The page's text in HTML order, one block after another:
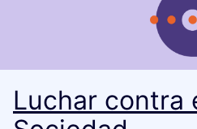
Luchar contra